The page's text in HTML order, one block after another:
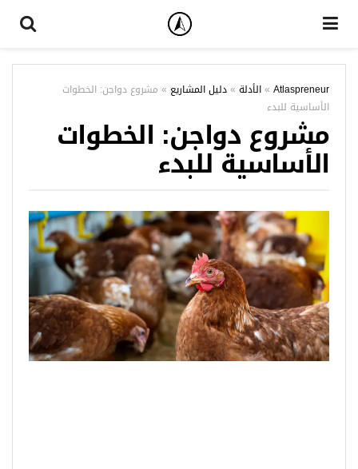
Atlaspreneur
»الأدلة »دليل المشاريع » مشروع دواجن: الخطوات
الأساسية للبدء
مشروع دواجن: الخطوات
الأساسية للبدء